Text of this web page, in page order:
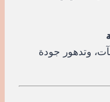
وتدهور جودة